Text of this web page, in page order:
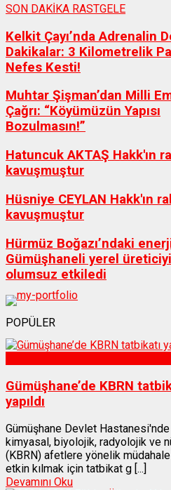
SON DAKİKA RASTGELE
Kelkit Çayı’nda Adrenalin
Dakikalar: 3 Kilometrelik
Nefes Kesti!
Muhtar Şişman’dan Milli
Çağrı: “Köyümüzün Yapısı
Bozulmasın!”
Hatuncuk AKTAŞ Hakk'ın
kavuşmuştur
Hüsniye CEYLAN Hakk'ın
kavuşmuştur
Hürmüz Boğazı’ndaki
Gümüşhaneli yerel üreticiyi
olumsuz etkiledi
POPÜLER
Gümüşhane’de KBRN
yapıldı
Gümüşhane Devlet Hastanesi'nde
kimyasal, biyolojik, radyolojik ve
(KBRN) afetlere yönelik
etkin kılmak için tatbikat g [...]
Devamını Oku